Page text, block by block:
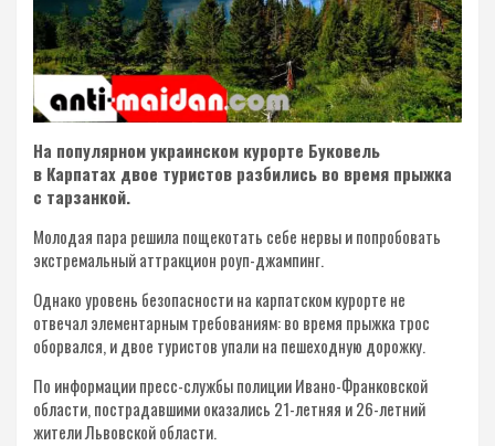
На популярном украинском курорте Буковель
в Карпатах двое туристов разбились во время прыжка
с тарзанкой.
Молодая пара решила пощекотать себе нервы и попробовать
экстремальный аттракцион роуп-джампинг.
Однако уровень безопасности на карпатском курорте не
отвечал элементарным требованиям: во время прыжка трос
оборвался, и двое туристов упали на пешеходную дорожку.
По информации пресс-службы полиции Ивано-Франковской
области, пострадавшими оказались 21-летняя и 26-летний
жители Львовской области.